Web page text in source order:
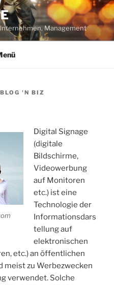
Management
'N BIZ
Digital Signage
(digitale
Bildschirme,
Videowerbung
auf Monitoren
etc.) ist eine
Technologie der
Informationsdars
tellung auf
elektronischen
etc.) an öffentlichen
meist zu Werbezwecken
verwendet. Solche